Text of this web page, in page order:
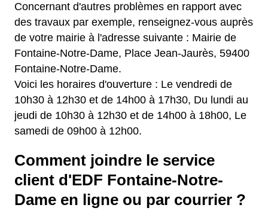
Concernant d'autres problèmes en rapport avec
des travaux par exemple, renseignez-vous auprès
de votre mairie à l'adresse suivante : Mairie de
Fontaine-Notre-Dame, Place Jean-Jaurès, 59400
Fontaine-Notre-Dame.
Voici les horaires d'ouverture : Le vendredi de
10h30 à 12h30 et de 14h00 à 17h30, Du lundi au
jeudi de 10h30 à 12h30 et de 14h00 à 18h00, Le
samedi de 09h00 à 12h00.
Comment joindre le service
client d'EDF Fontaine-Notre-
Dame en ligne ou par courrier ?